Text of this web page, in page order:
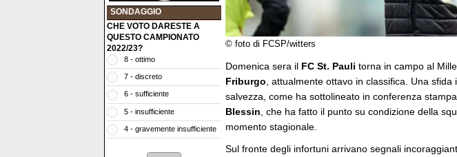
SONDAGGIO
CHE VOTO DARESTE A
QUESTO CAMPIONATO
2022/23?
8 - ottimo
7 - discreto
6 - sufficiente
5 - insufficiente
4 - gravemente insufficiente
© foto di FCSP/witters
Domenica sera il FC St. Pauli torna in campo al
Friburgo , attualmente ottavo in classifica. Una
salvezza, come ha sottolineato in conferenza
Blessin , che ha fatto il punto su condizione della
momento stagionale.
Sul fronte degli infortuni arrivano segnali